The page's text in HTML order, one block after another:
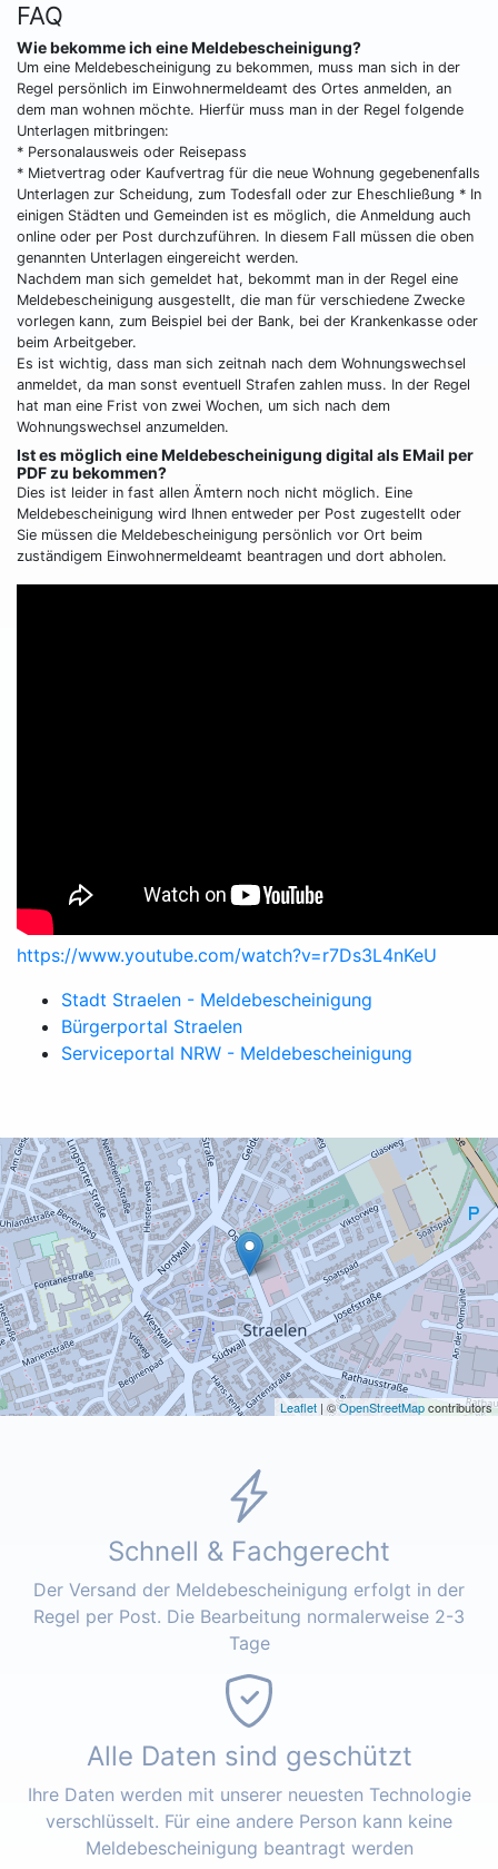
FAQ
Wie bekomme ich eine Meldebescheinigung?
Um eine Meldebescheinigung zu bekommen, muss man sich in der
Regel persönlich im Einwohnermeldeamt des Ortes anmelden, an
dem man wohnen möchte. Hierfür muss man in der Regel folgende
Unterlagen mitbringen:
* Personalausweis oder Reisepass
* Mietvertrag oder Kaufvertrag für die neue Wohnung gegebenenfalls
Unterlagen zur Scheidung, zum Todesfall oder zur Eheschließung * In
einigen Städten und Gemeinden ist es möglich, die Anmeldung auch
online oder per Post durchzuführen. In diesem Fall müssen die oben
genannten Unterlagen eingereicht werden.
Nachdem man sich gemeldet hat, bekommt man in der Regel eine
Meldebescheinigung ausgestellt, die man für verschiedene Zwecke
vorlegen kann, zum Beispiel bei der Bank, bei der Krankenkasse oder
beim Arbeitgeber.
Es ist wichtig, dass man sich zeitnah nach dem Wohnungswechsel
anmeldet, da man sonst eventuell Strafen zahlen muss. In der Regel
hat man eine Frist von zwei Wochen, um sich nach dem
Wohnungswechsel anzumelden.
Ist es möglich eine Meldebescheinigung digital als EMail per
PDF zu bekommen?
Dies ist leider in fast allen Ämtern noch nicht möglich. Eine
Meldebescheinigung wird Ihnen entweder per Post zugestellt oder
Sie müssen die Meldebescheinigung persönlich vor Ort beim
zuständigem Einwohnermeldeamt beantragen und dort abholen.
https://www.youtube.com/watch?v=r7Ds3L4nKeU
Stadt Straelen - Meldebescheinigung
Bürgerportal Straelen
Serviceportal NRW - Meldebescheinigung
Leaflet | ©OpenStreetMapcontributors
Schnell & Fachgerecht
Der Versand der Meldebescheinigung erfolgt in der
Regel per Post. Die Bearbeitung normalerweise 2-3
Tage
Alle Daten sind geschützt
Ihre Daten werden mit unserer neuesten Technologie
verschlüsselt. Für eine andere Person kann keine
Meldebescheinigung beantragt werden